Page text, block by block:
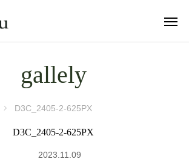
gallely
D3C_2405-2-625PX
D3C_2405-2-625PX
2023.11.09